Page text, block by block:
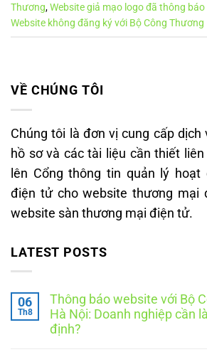
VỀ CHÚNG TÔI
Chúng tôi là đơn vị cung cấp dịch
hồ sơ và các tài liệu cần thiết
lên Cổng thông tin quản lý hoạt
điện tử cho website thương mại
website sàn thương mại điện tử.
LATEST POSTS
06
Th8
Thông báo website với Bộ
Hà Nội: Doanh nghiệp cần
định?
Thương,Website giả mạo logo đã thông
Website không đăng ký với Bộ Công Thương